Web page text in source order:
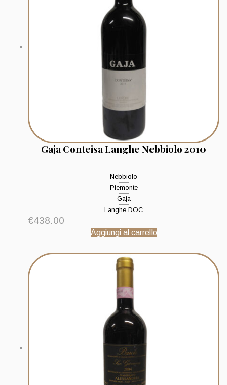
Gaja Conteisa Langhe Nebbiolo 2010
Nebbiolo
Piemonte
Gaja
Langhe DOC
€438.00
Aggiungi al carrello